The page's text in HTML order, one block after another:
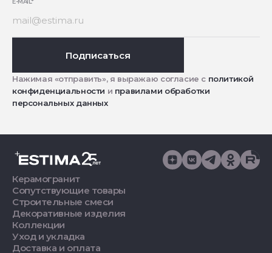
Подписаться
Нажимая «отправить», я выражаю согласие с политикой
конфиденциальности и правилами обработки
персональных данных
Керамогранит
Сопутствующие товары
Строительные смеси
Декоративные изделия
Коллекции
Уход и укладка
Доставка и оплата